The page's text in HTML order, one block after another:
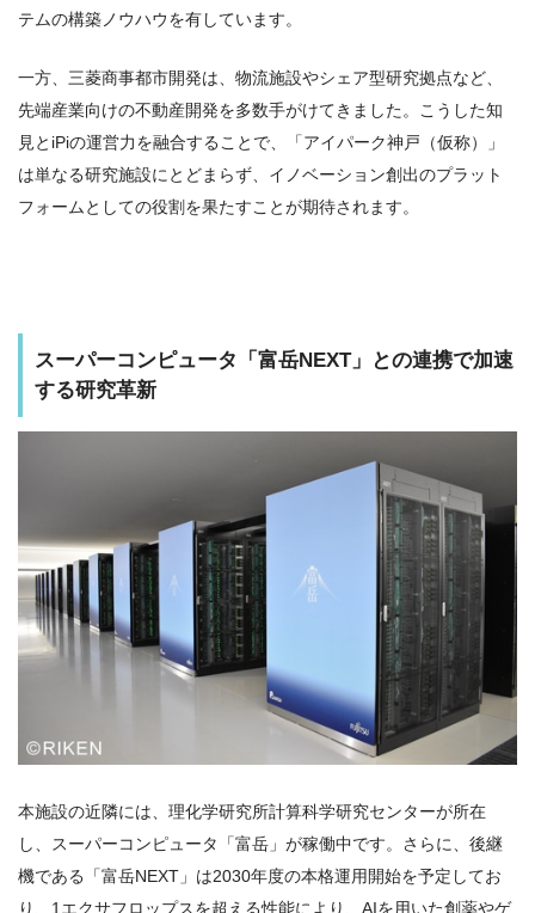
テムの構築ノウハウを有しています。
一方、三菱商事都市開発は、物流施設やシェア型研究拠点など、
先端産業向けの不動産開発を多数手がけてきました。こうした知
見とiPiの運営力を融合することで、「アイパーク神戸（仮称）」
は単なる研究施設にとどまらず、イノベーション創出のプラット
フォームとしての役割を果たすことが期待されます。
スーパーコンピュータ「富岳NEXT」との連携で加速
する研究革新
本施設の近隣には、理化学研究所計算科学研究センターが所在
し、スーパーコンピュータ「富岳」が稼働中です。さらに、後継
機である「富岳NEXT」は2030年度の本格運用開始を予定してお
り、1エクサフロップスを超える性能により、AIを用いた創薬やゲ